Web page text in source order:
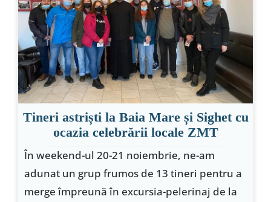
Special
Tineri astriști la Baia Mare și Sighet cu
ocazia celebrării locale ZMT
În weekend-ul 20-21 noiembrie, ne-am
adunat un grup frumos de 13 tineri pentru a
merge împreună în excursia-pelerinaj de la